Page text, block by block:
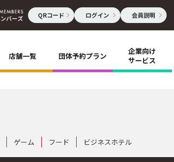
QRコード ログイン 会員説明
店舗一覧 団体予約プラン
企業向け
サービス
ゲーム フード ビジネスホテル